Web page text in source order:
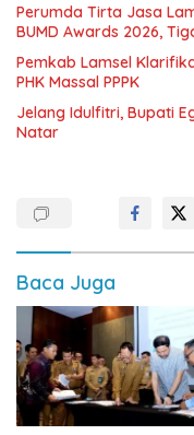
Perumda Tirta Jasa
BUMD Awards 2026,
Pemkab Lamsel
PHK Massal PPPK
Jelang Idulfitri, Bupati
Natar
Baca Juga